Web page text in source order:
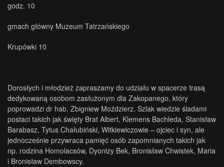
godz. 10
gmach główny Muzeum Tatrzańskiego
Krupówki 10
Dorosłych i młodzież zapraszamy do udziału w spacerze trasą
dedykowaną osobom zasłużonym dla Zakopanego, który
poprowadzi dr hab. Zbigniew Moździerz. Szlak wiedzie śladami
postaci takich jak święty Brat Albert, Klemens Bachleda, Stanisław
Barabasz, Tytus Chałubiński, Witkiewiczowie – ojciec i syn, ale
jednocześnie przywraca pamięć osób zapomnianych takich jak
np. rodzina Homolacsów, Dyonizy Bek, Bronisław Chwistek, Maria
i Bronisław Dembowscy.